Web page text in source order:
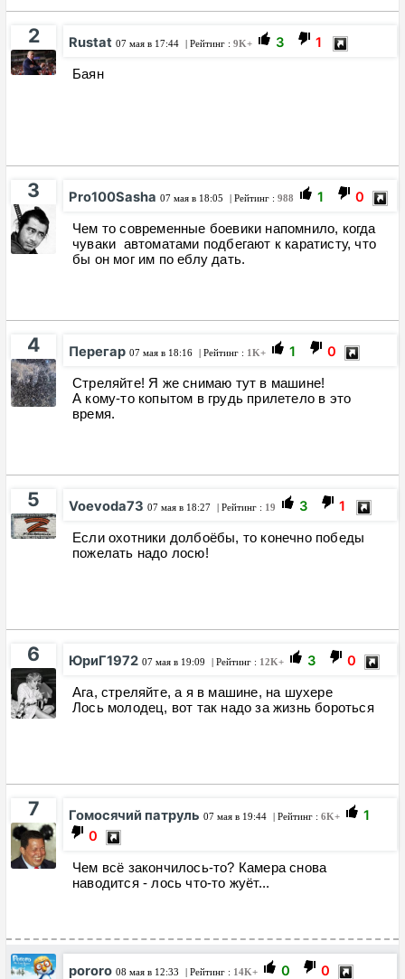
2 Rustat 07 мая в 17:44 | Рейтинг : 9K+ 3 1
Баян
3 Pro100Sasha 07 мая в 18:05 | Рейтинг : 988 1 0
Чем то современные боевики напомнило, когда
чуваки автоматами подбегают к каратисту, что
бы он мог им по еблу дать.
4 Перегар 07 мая в 18:16 | Рейтинг : 1K+ 1 0
Стреляйте! Я же снимаю тут в машине!
А кому-то копытом в грудь прилетело в это
время.
5 Voevoda73 07 мая в 18:27 | Рейтинг : 19 3 1
Если охотники долбоёбы, то конечно победы
пожелать надо лосю!
6 ЮриГ1972 07 мая в 19:09 | Рейтинг : 12K+ 3 0
Ага, стреляйте, а я в машине, на шухере
Лось молодец, вот так надо за жизнь бороться
7 Гомосячий патруль 07 мая в 19:44 | Рейтинг : 6K+
1
0
Чем всё закончилось-то? Камера снова
наводится - лось что-то жуёт...
pororo 08 мая в 12:33 | Рейтинг : 14K+ 0 0